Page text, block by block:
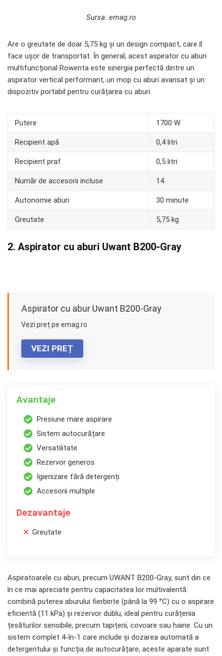
Sursa: emag.ro
Are o greutate de doar 5,75 kg și un design compact, care îl
face ușor de transportat. În general, acest aspirator cu aburi
multifuncțional Rowenta este sinergia perfectă dintre un
aspirator vertical performant, un mop cu aburi avansat și un
dispozitiv portabil pentru curățarea cu aburi.
Putere 1700 W
Recipient apă 0,4 litri
Recipient praf 0,5 litri
Număr de accesorii incluse 14
Autonomie aburi 30 minute
Greutate 5,75 kg
2. Aspirator cu aburi Uwant B200-Gray
VEZI PREȚ
Aspirator cu abur Uwant B200-Gray
Vezi preț pe emag.ro
Avantaje
Presiune mare aspirare
Sistem autocurățare
Versatilitate
Rezervor generos
Igienizare fără detergenți
Accesorii multiple
Dezavantaje
Greutate
Aspiratoarele cu aburi, precum UWANT B200-Gray, sunt din ce
în ce mai apreciate pentru capacitatea lor multivalentă:
combină puterea aburului fierbinte (până la 99 °C) cu o aspirare
eficientă (11 kPa) și rezervor dublu, ideal pentru curățenia
țesăturilor sensibile, precum tapițerii, covoare sau haine. Cu un
sistem complet 4-în-1 care include și dozarea automată a
detergentului și funcția de autocurățare, aceste aparate sunt